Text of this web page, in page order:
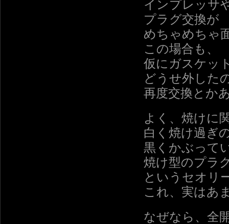
インプレッサ
プラグ交換が
めちゃめちゃ
この場合も、
仮にガスケッ
どうせ外した
再度交換とか
よく、焼けに
白く焼け過ぎ
黒くかぶって
焼け型のプラ
というセオリ
これ、実はあ
なぜなら、全